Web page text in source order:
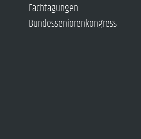
Fachtagungen
Bundesseniorenkongress